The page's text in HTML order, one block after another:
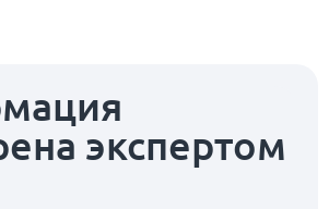
экспертом